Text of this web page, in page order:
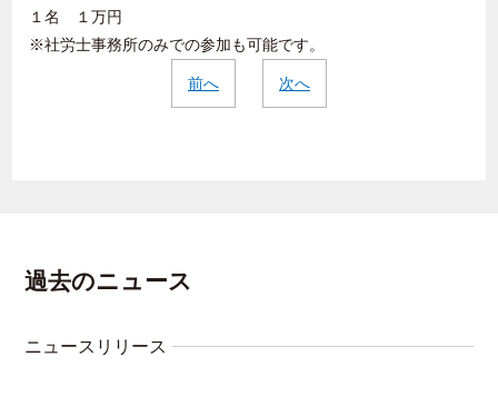
１名 １万円
※社労士事務所のみでの参加も可能です。
前へ 次へ
過去のニュース
ニュースリリース